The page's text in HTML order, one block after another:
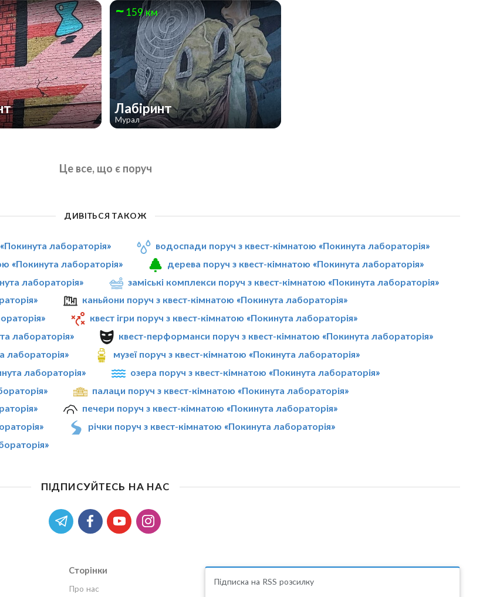
159 км
Лабіринт
Мурал
Це все, що є поруч
ДИВІТЬСЯ ТАКОЖ
лабораторія»
водоспади поруч з квест-кімнатою «Покинута лабораторія»
«Покинута лабораторія»
дерева поруч з квест-кімнатою «Покинута лабораторія»
лабораторія»
заміські комплекси поруч з квест-кімнатою «Покинута лабораторія»
каньйони поруч з квест-кімнатою «Покинута лабораторія»
квест ігри поруч з квест-кімнатою «Покинута лабораторія»
лабораторія»
квест-перформанси поруч з квест-кімнатою «Покинута лабораторія»
лабораторія»
музеї поруч з квест-кімнатою «Покинута лабораторія»
лабораторія»
озера поруч з квест-кімнатою «Покинута лабораторія»
палаци поруч з квест-кімнатою «Покинута лабораторія»
печери поруч з квест-кімнатою «Покинута лабораторія»
річки поруч з квест-кімнатою «Покинута лабораторія»
ПІДПИСУЙТЕСЬ НА НАС
Сторінки
Про нас
Підписка на RSS розсилку